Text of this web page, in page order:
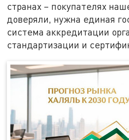
странах – покупателях
доверяли, нужна единая
система аккредитации
стандартизации и